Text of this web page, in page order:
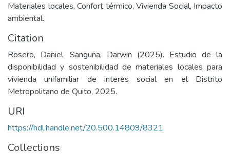
Materiales locales, Confort térmico, Vivienda Social, Impacto
ambiental.
Citation
Rosero, Daniel. Sanguña, Darwin (2025). Estudio de la
disponibilidad y sostenibilidad de materiales locales para
vivienda unifamiliar de interés social en el Distrito
Metropolitano de Quito, 2025.
URI
https://hdl.handle.net/20.500.14809/8321
Collections